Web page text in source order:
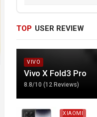
TOP USER REVIEW
VIVO
Vivo X Fold3 Pro
8.8/10 (12 Reviews)
XIAOMI